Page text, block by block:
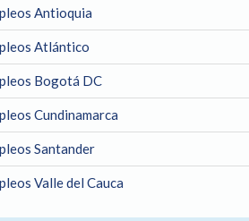
Antioquia
Atlántico
Bogotá DC
Cundinamarca
Santander
Valle del Cauca